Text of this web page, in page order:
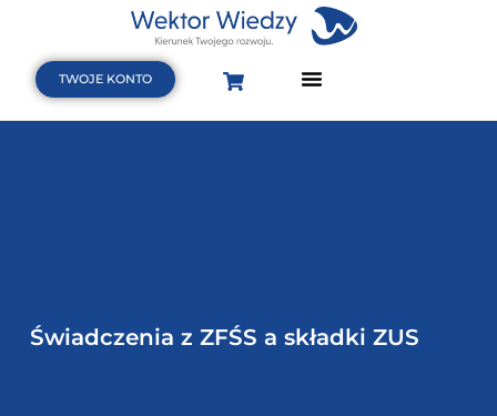
TWOJE KONTO
Świadczenia z ZFŚS a składki ZUS